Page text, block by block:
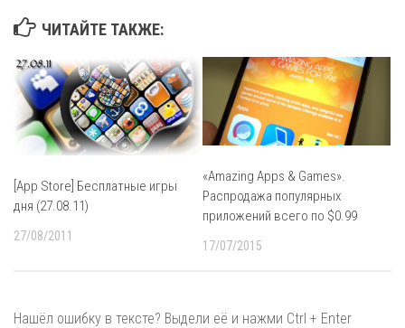
ЧИТАЙТЕ ТАКЖЕ:
[App Store] Бесплатные игры
дня (27.08.11)
27/08/2011
«Amazing Apps & Games».
Распродажа популярных
приложений всего по $0.99
17/07/2015
Нашёл ошибку в тексте? Выдели её и нажми Ctrl + Enter